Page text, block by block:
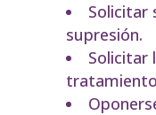
Solicitar
supresión.
Solicitar
tratamiento